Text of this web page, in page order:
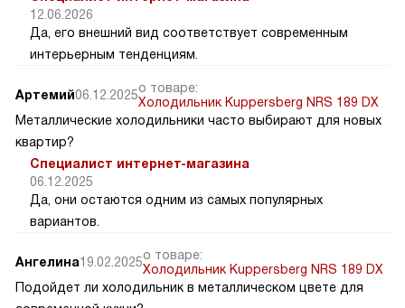
12.06.2026
Да, его внешний вид соответствует современным
интерьерным тенденциям.
Артемий06.12.2025о товаре:
Холодильник Kuppersberg NRS 189 DX
Металлические холодильники часто выбирают для новых
квартир?
Специалист интернет-магазина
06.12.2025
Да, они остаются одним из самых популярных
вариантов.
Ангелина19.02.2025о товаре:
Холодильник Kuppersberg NRS 189 DX
Подойдет ли холодильник в металлическом цвете для